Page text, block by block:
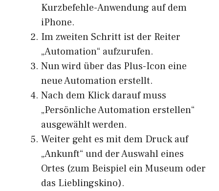
Kurzbefehle-Anwendung auf dem
iPhone.
Im zweiten Schritt ist der Reiter
„Automation“ aufzurufen.
Nun wird über das Plus-Icon eine
neue Automation erstellt.
Nach dem Klick darauf muss
„Persönliche Automation erstellen“
ausgewählt werden.
Weiter geht es mit dem Druck auf
„Ankunft“ und der Auswahl eines
Ortes (zum Beispiel ein Museum oder
das Lieblingskino).